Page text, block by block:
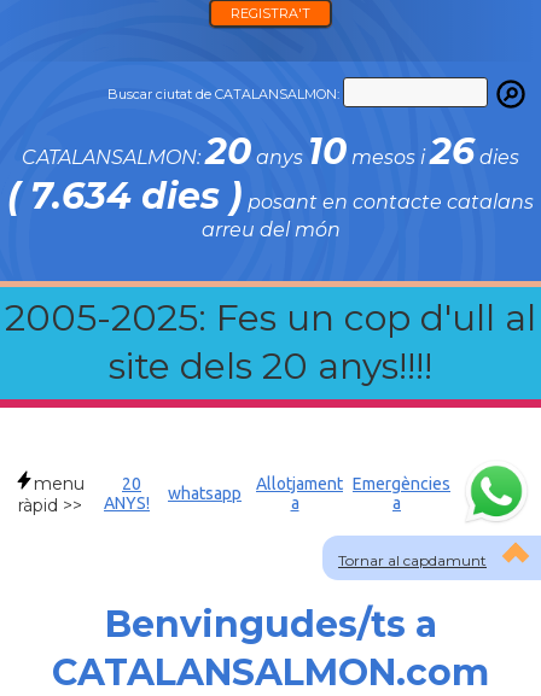
REGISTRA'T
Buscar ciutat de CATALANSALMON:
CATALANSALMON:20 anys 10 mesos i26 dies
( 7.634 dies ) posant en contacte catalans
arreu del món
2005-2025: Fes un cop d'ull al
site dels 20 anys!!!!
Tornar al capdamunt
menu
ràpid >>
20
ANYS!
whatsapp
Allotjament
a
Emergències
a
Benvingudes/ts a
CATALANSALMON.com